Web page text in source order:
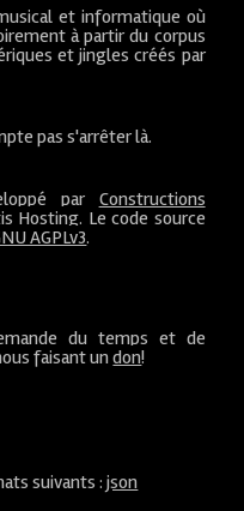
et informatique où
à partir du corpus
et jingles créés par
pas s'arrêter là.
par Constructions
Hosting. Le code source
AGPLv3.
du temps et de
faisant undon!
suivants :json